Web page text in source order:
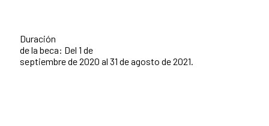
Duración
de la beca: Del 1 de
septiembre de 2020 al 31 de agosto de 2021.